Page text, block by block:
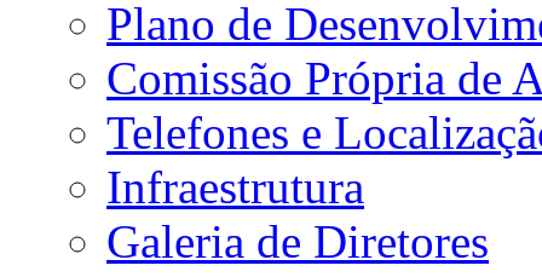
Plano de
Comissão Própria de
Telefones e
Infraestrutura
Galeria de Diretores